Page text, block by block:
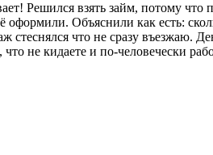
Решился взять займ, потому что
Объяснили как есть:
стеснялся что не сразу въезжаю.
не кидаете и по-человечески